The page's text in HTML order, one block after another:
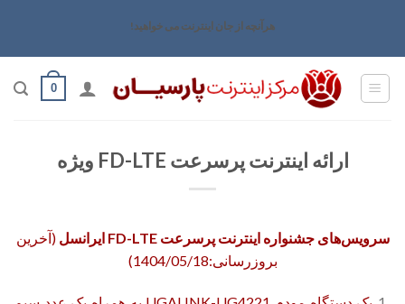
محتوا
هرآنچه از جان اینترنت می خواهید!
0
ارائه اینترنت پرسرعت FD-LTE ویژه
سرویس‌های جشنواره اینترنت پرسرعت FD-LTE ایرانسل
(آخرین
بروزرسانی:1404/05/18)